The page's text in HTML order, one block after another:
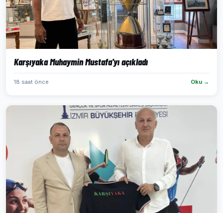
Karşıyaka Muhaymin Mustafa'yı açıkladı
18 saat önce Oku →